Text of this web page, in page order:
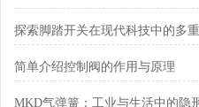
探索脚踏开关在现代科技中的多
简单介绍控制阀的作用与原理
MKD气弹簧：工业与生活中的隐